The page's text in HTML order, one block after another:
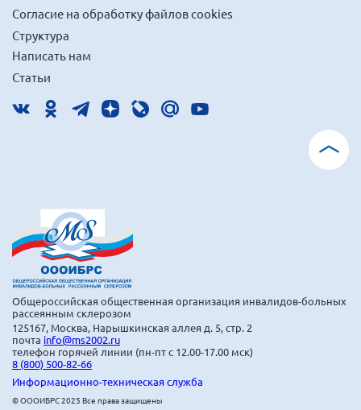
г. Москва
Московская область
Мурманская область
Новгородская область
Пензенская область
Республика Башкортостан
Республика Бурятия
Республика Карелия
Республика Калмыкия
Республика Хакасия
Ростовская область
г. Санкт-Петербург
Согласие на обработку файлов cookies
Структура
Написать нам
Статьи
Общероссийская общественная организация инвалидов-больных
рассеянным склерозом
125167, Москва, Нарышкинская аллея д. 5, стр. 2
почта info@ms2002.ru
телефон горячей линии (пн-пт с 12.00-17.00 мск)
8 (800) 500-82-66
Информационно-техническая служба
© ОООИБРС 2025 Все права защищены